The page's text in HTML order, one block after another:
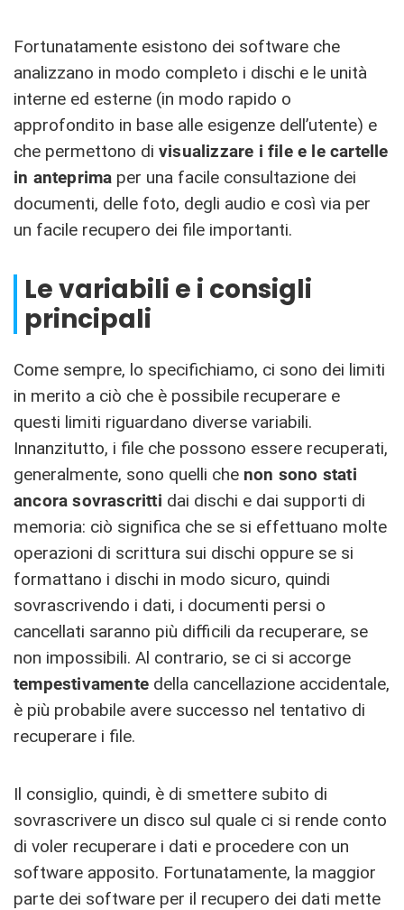
Fortunatamente esistono dei software che
analizzano in modo completo i dischi e le unità
interne ed esterne (in modo rapido o
approfondito in base alle esigenze dell’utente) e
che permettono di visualizzare i file e le cartelle
in anteprima per una facile consultazione dei
documenti, delle foto, degli audio e così via per
un facile recupero dei file importanti.
Le variabili e i consigli
principali
Come sempre, lo specifichiamo, ci sono dei limiti
in merito a ciò che è possibile recuperare e
questi limiti riguardano diverse variabili.
Innanzitutto, i file che possono essere recuperati,
generalmente, sono quelli che non sono stati
ancora sovrascritti dai dischi e dai supporti di
memoria: ciò significa che se si effettuano molte
operazioni di scrittura sui dischi oppure se si
formattano i dischi in modo sicuro, quindi
sovrascrivendo i dati, i documenti persi o
cancellati saranno più difficili da recuperare, se
non impossibili. Al contrario, se ci si accorge
tempestivamente della cancellazione accidentale,
è più probabile avere successo nel tentativo di
recuperare i file.
Il consiglio, quindi, è di smettere subito di
sovrascrivere un disco sul quale ci si rende conto
di voler recuperare i dati e procedere con un
software apposito. Fortunatamente, la maggior
parte dei software per il recupero dei dati mette